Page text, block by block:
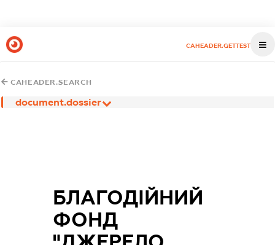
CAHEADER.GETTEST
CAHEADER.SEARCH
document.dossier
БЛАГОДІЙНИЙ
ФОНД